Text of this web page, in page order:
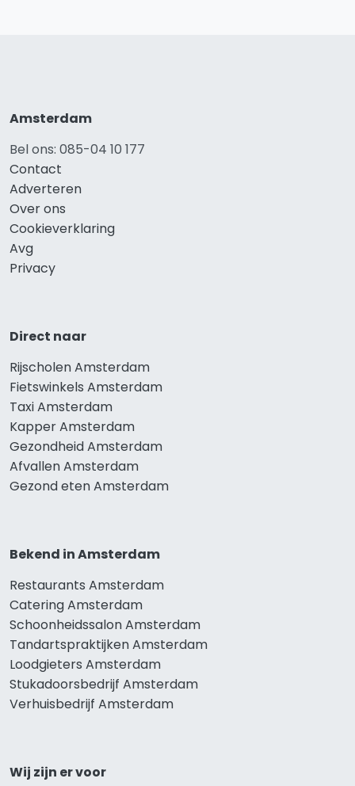
Amsterdam
Bel ons: 085-04 10 177
Contact
Adverteren
Over ons
Cookieverklaring
Avg
Privacy
Direct naar
Rijscholen Amsterdam
Fietswinkels Amsterdam
Taxi Amsterdam
Kapper Amsterdam
Gezondheid Amsterdam
Afvallen Amsterdam
Gezond eten Amsterdam
Bekend in Amsterdam
Restaurants Amsterdam
Catering Amsterdam
Schoonheidssalon Amsterdam
Tandartspraktijken Amsterdam
Loodgieters Amsterdam
Stukadoorsbedrijf Amsterdam
Verhuisbedrijf Amsterdam
Wij zijn er voor